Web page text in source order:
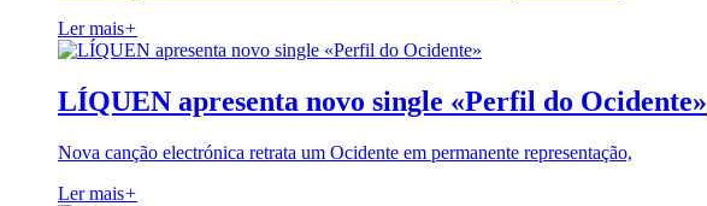
Ler mais+
LÍQUEN apresenta novo single «Perfil do Ocidente»
Nova canção electrónica retrata um Ocidente em permanente representação,
Ler mais+